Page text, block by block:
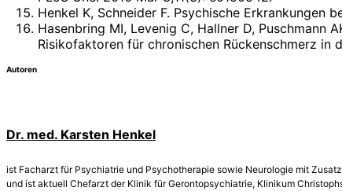
Henkel K, Schneider F. Psychische
Hasenbring MI, Levenig C, Hallner D, Puschmann
Risikofaktoren für chronischen Rückenschmerz
Autoren
Dr. med. Karsten Henkel
ist Facharzt für Psychiatrie und Psychotherapie sowie Neurologie mit
und ist aktuell Chefarzt der Klinik für Gerontopsychiatrie, Klinikum